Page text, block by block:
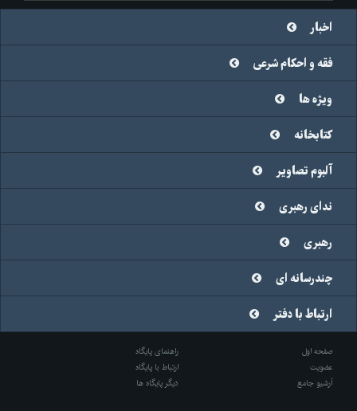
اخبار
فقه و احکام شرعی
ویژه ها
کتابخانه
آلبوم تصاویر
ندای رهبری
رهبری
چندرسانه ای
ارتباط با دفتر
صفحه اول
راهنمای پایگاه
عضویت
ارتباط با پایگاه
آرشیو جامع
دیگر پایگاه ها